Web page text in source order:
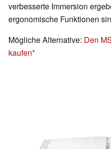
verbesserte Immersion
ergonomische Funktionen
Mögliche Alternative: Den
kaufen